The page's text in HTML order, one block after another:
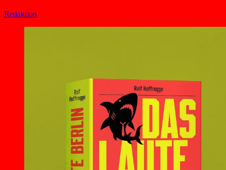
Redaktion